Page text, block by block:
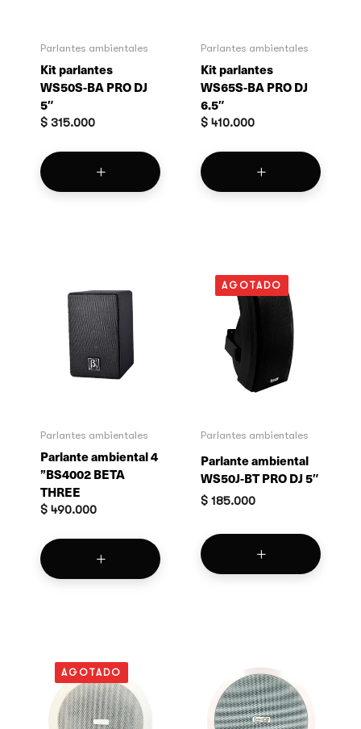
Parlantes ambientales
Kit parlantes
WS50S-BA PRO DJ
5″
$ 315.000
Parlantes ambientales
Kit parlantes
WS65S-BA PRO DJ
6.5″
$ 410.000
Parlantes ambientales
Parlante ambiental 4
”BS4002 BETA
THREE
$ 490.000
AGOTADO
Parlantes ambientales
Parlante ambiental
WS50J-BT PRO DJ 5″
$ 185.000
AGOTADO